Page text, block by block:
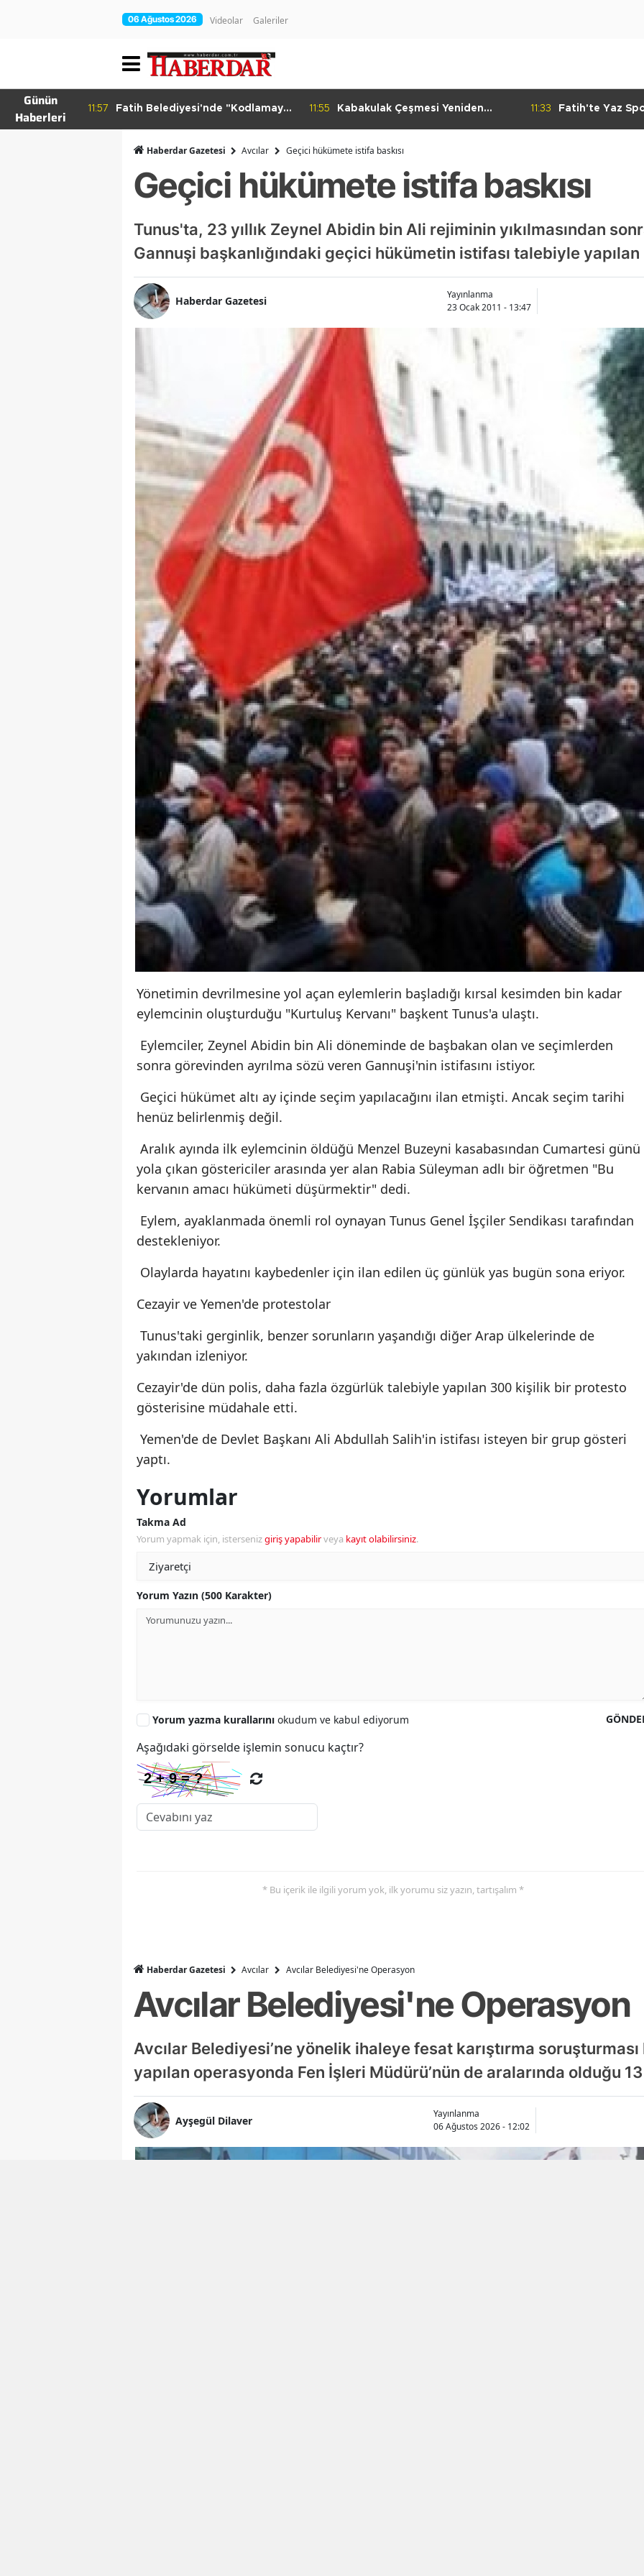
06 Ağustos 2026 Videolar Galeriler
Günün
Haberleri
11:57
Fatih Belediyesi'nde "Kodlamaya
11:55
Kabakulak Çeşmesi Yeniden
11:33
Fatih'te Yaz
Haberdar Gazetesi Avcılar Geçici hükümete istifa baskısı
Geçici hükümete istifa baskısı
Tunus'ta, 23 yıllık Zeynel Abidin bin Ali rejiminin yıkılmasından
Gannuşi başkanlığındaki geçici hükümetin istifası talebiyle
Haberdar Gazetesi
Yayınlanma
23 Ocak 2011 - 13:47
Yönetimin devrilmesine yol açan eylemlerin başladığı kırsal kesimden bin kadar
eylemcinin oluşturduğu "Kurtuluş Kervanı" başkent Tunus'a ulaştı.
Eylemciler, Zeynel Abidin bin Ali döneminde de başbakan olan ve seçimlerden
sonra görevinden ayrılma sözü veren Gannuşi'nin istifasını istiyor.
Geçici hükümet altı ay içinde seçim yapılacağını ilan etmişti. Ancak seçim tarihi
henüz belirlenmiş değil.
Aralık ayında ilk eylemcinin öldüğü Menzel Buzeyni kasabasından Cumartesi günü
yola çıkan göstericiler arasında yer alan Rabia Süleyman adlı bir öğretmen "Bu
kervanın amacı hükümeti düşürmektir" dedi.
Eylem, ayaklanmada önemli rol oynayan Tunus Genel İşçiler Sendikası tarafından
destekleniyor.
Olaylarda hayatını kaybedenler için ilan edilen üç günlük yas bugün sona eriyor.
Cezayir ve Yemen'de protestolar
Tunus'taki gerginlik, benzer sorunların yaşandığı diğer Arap ülkelerinde de
yakından izleniyor.
Cezayir'de dün polis, daha fazla özgürlük talebiyle yapılan 300 kişilik bir protesto
gösterisine müdahale etti.
Yemen'de de Devlet Başkanı Ali Abdullah Salih'in istifası isteyen bir grup gösteri
yaptı.
Yorumlar
Takma Ad
Yorum yapmak için, istersenizgiriş yapabilirveya kayıt olabilirsiniz.
Yorum Yazın (500 Karakter)
Yorum yazma kurallarını okudum ve kabul ediyorum
Aşağıdaki görselde işlemin sonucu kaçtır?
* Bu içerik ile ilgili yorum yok, ilk yorumu siz yazın, tartışalım *
Haberdar Gazetesi Avcılar Avcılar Belediyesi'ne Operasyon
Avcılar Belediyesi'ne Operasyon
Avcılar Belediyesi’ne yönelik ihaleye fesat karıştırma
yapılan operasyonda Fen İşleri Müdürü’nün de aralarında olduğu
Ayşegül Dilaver
Yayınlanma
06 Ağustos 2026 - 12:02